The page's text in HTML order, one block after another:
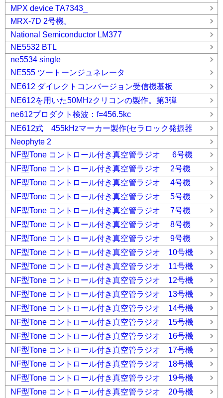
MPX device TA7343_
MRX-7D 2号機。
National Semiconductor LM377
NE5532 BTL
ne5534 single
NE555 ツートーンジュネレータ
NE612 ダイレクトコンバージョン受信機基板
NE612を用いた50MHzクリコンの製作。第3弾
ne612プロダクト検波：f=456.5kc
NE612式 455kHzマーカー製作(セラロック発振器
Neophyte 2
NF型Tone コントロール付き真空管ラジオ 6号機
NF型Tone コントロール付き真空管ラジオ 2号機
NF型Tone コントロール付き真空管ラジオ 4号機
NF型Tone コントロール付き真空管ラジオ 5号機
NF型Tone コントロール付き真空管ラジオ 7号機
NF型Tone コントロール付き真空管ラジオ 8号機
NF型Tone コントロール付き真空管ラジオ 9号機
NF型Tone コントロール付き真空管ラジオ 10号機
NF型Tone コントロール付き真空管ラジオ 11号機
NF型Tone コントロール付き真空管ラジオ 12号機
NF型Tone コントロール付き真空管ラジオ 13号機
NF型Tone コントロール付き真空管ラジオ 14号機
NF型Tone コントロール付き真空管ラジオ 15号機
NF型Tone コントロール付き真空管ラジオ 16号機
NF型Tone コントロール付き真空管ラジオ 17号機
NF型Tone コントロール付き真空管ラジオ 18号機
NF型Tone コントロール付き真空管ラジオ 19号機
NF型Tone コントロール付き真空管ラジオ 20号機